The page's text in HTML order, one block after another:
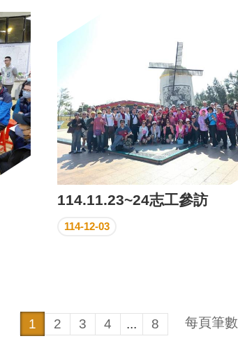
114.11.23~24志工參訪
114-12-03
1 2 3 4 ... 8 每頁筆數